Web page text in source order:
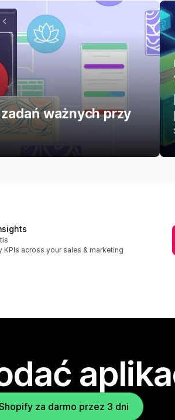
ważnych przy
recenzji: 4
KPIs across your sales & marketing
za darmo przez 3 dni